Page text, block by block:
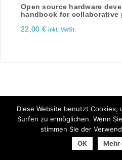
Open source hardware
handbook for collaborative
22,00 € inkl. MwSt.
© 2025 Arbeitsgemeinschaft der
|Impressum
Diese Website benutzt Cookies,
Surfen zu ermöglichen. Wenn
stimmen Sie der
OK
Mehr